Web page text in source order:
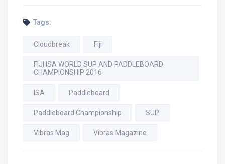
Tags:
Cloudbreak Fiji
FIJI ISA WORLD SUP AND PADDLEBOARD
CHAMPIONSHIP 2016
ISA Paddleboard
Paddleboard Championship SUP
Vibras Mag Vibras Magazine